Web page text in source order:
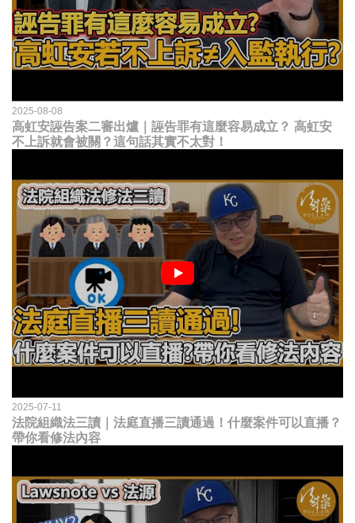
2025-08-08
高虹安誣告案二審出爐｜誣告罪有這麼容易成立？ 高虹安
不上訴就會被關？這句話其實不太對！
2025-07-11
法院組織法三讀｜法庭直播三讀通過！什麼案件可以直播？
帶你看修法內容